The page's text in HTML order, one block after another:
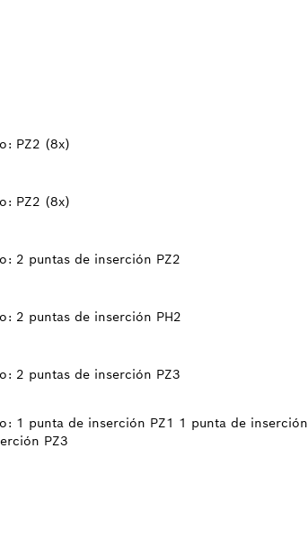
PZ2 (8x)
PZ2 (8x)
2 puntas de inserción PZ2
2 puntas de inserción PH2
2 puntas de inserción PZ3
1 punta de inserción PZ1 1 punta de inserción
PZ3